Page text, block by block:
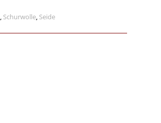
, Schurwolle, Seide